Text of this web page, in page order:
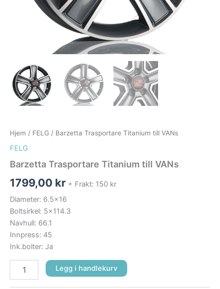
Hjem / FELG / Barzetta Trasportare Titanium till VANs
FELG
Barzetta Trasportare Titanium till VANs
1799,00 kr + Frakt: 150 kr
Diameter: 6.5×16
Boltsirkel: 5×114.3
Navhull: 66.1
Innpress: 45
Ink.bolter: Ja
Legg i handlekurv